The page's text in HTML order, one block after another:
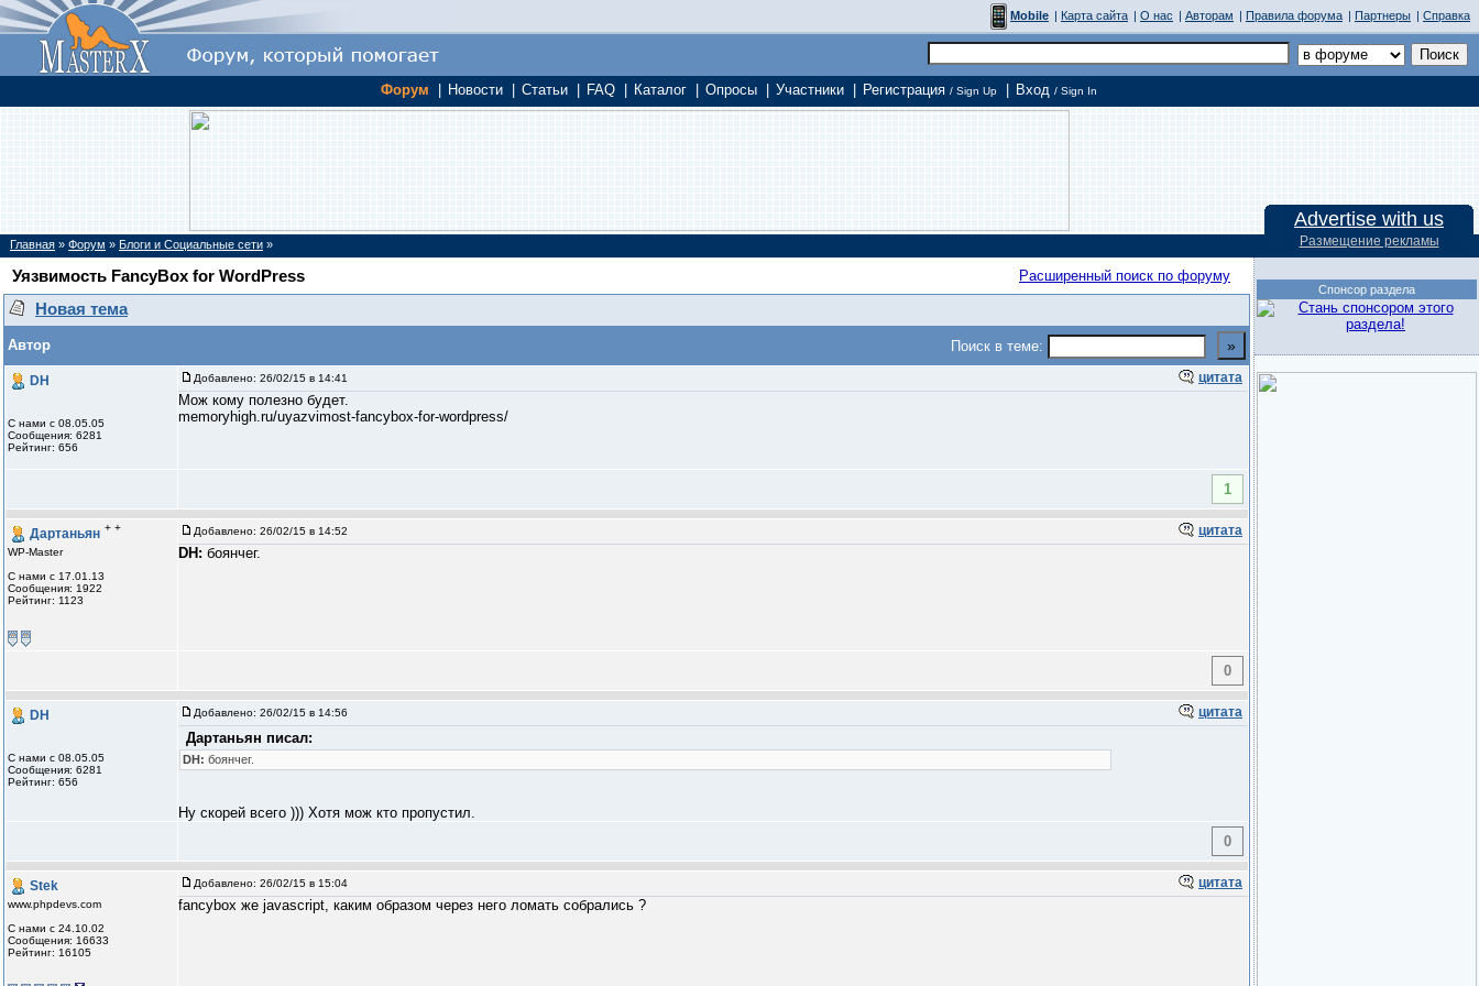
Mobile | Карта сайта | О нас | Авторам | Правила форума | Партнеры | Справка
Форум Новости Статьи FAQ Каталог Опросы Участники Регистрация / Sign Up Вход / Sign In
Advertise with us
Размещение рекламы
Главная » Форум » Блоги и Социальные сети »
Уязвимость FancyBox for WordPress Расширенный поиск по форуму
Новая тема
Автор Поиск в теме:
DH
С нами с 08.05.05
Сообщения: 6281
Рейтинг: 656
Добавлено: 26/02/15 в 14:41 цитата
Мож кому полезно будет.
memoryhigh.ru/uyazvimost-fancybox-for-wordpress/
1
Дартаньян + +
WP-Master
С нами с 17.01.13
Сообщения: 1922
Рейтинг: 1123
Добавлено: 26/02/15 в 14:52 цитата
DH: боянчег.
0
DH
С нами с 08.05.05
Сообщения: 6281
Рейтинг: 656
Добавлено: 26/02/15 в 14:56 цитата
Дартаньян писал:
DH: боянчег.
Ну скорей всего ))) Хотя мож кто пропустил.
0
Stek
www.phpdevs.com
С нами с 24.10.02
Сообщения: 16633
Рейтинг: 16105
Добавлено: 26/02/15 в 15:04 цитата
fancybox же javascript, каким образом через него ломать собрались ?
Спонсор раздела